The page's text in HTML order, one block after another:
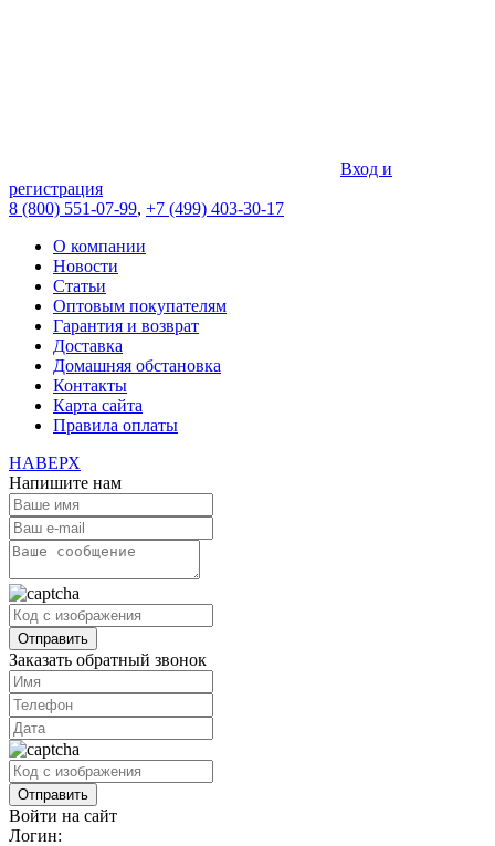
Вход и
регистрация
8 (800) 551-07-99, +7 (499) 403-30-17
О компании
Новости
Статьи
Оптовым покупателям
Гарантия и возврат
Доставка
Домашняя обстановка
Контакты
Карта сайта
Правила оплаты
НАВЕРХ
Напишите нам
Заказать обратный звонок
Войти на сайт
Логин: